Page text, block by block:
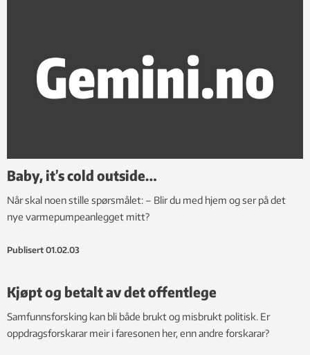
Baby, it’s cold outside…
Når skal noen stille spørsmålet: – Blir du med hjem og ser på det
nye varmepumpeanlegget mitt?
Publisert 01.02.03
Kjøpt og betalt av det offentlege
Samfunnsforsking kan bli både brukt og misbrukt politisk. Er
oppdragsforskarar meir i faresonen her, enn andre forskarar?